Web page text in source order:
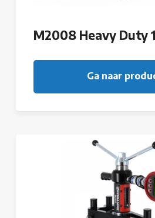
M2008 Heavy Duty
Ga naar